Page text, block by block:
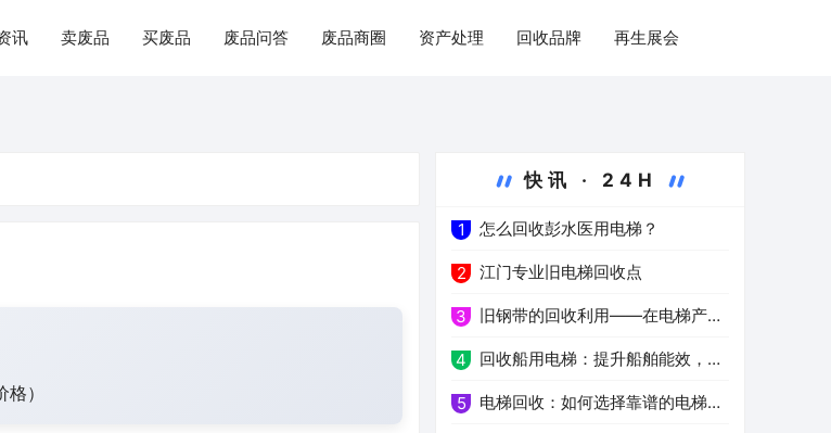
讯 卖废品 买废品 废品问答 废品商圈 资产处理 回收品牌 再生展会
）
快讯 · 24H
1 怎么回收彭水医用电梯？
2 江门专业旧电梯回收点
3 旧钢带的回收利用——在电梯产业
中的重要作用
4 回收船用电梯：提升船舶能效，减
少能源消耗
5 电梯回收：如何选择靠谱的电梯回